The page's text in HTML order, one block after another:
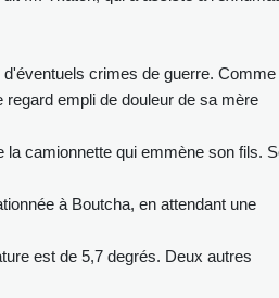
crimes de guerre. Comme
empli de douleur de sa mère
camionnette qui emmène son fils.
à Boutcha, en attendant une
est de 5,7 degrés. Deux autres